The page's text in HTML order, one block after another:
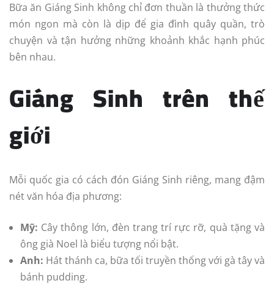
Bữa ăn Giáng Sinh không chỉ đơn thuần là thưởng thức
món ngon mà còn là dịp để gia đình quây quần, trò
chuyện và tận hưởng những khoảnh khắc hạnh phúc
bên nhau.
Giáng Sinh trên thế
giới
Mỗi quốc gia có cách đón Giáng Sinh riêng, mang đậm
nét văn hóa địa phương:
Mỹ: Cây thông lớn, đèn trang trí rực rỡ, quà tặng và
ông già Noel là biểu tượng nổi bật.
Anh: Hát thánh ca, bữa tối truyền thống với gà tây và
bánh pudding.